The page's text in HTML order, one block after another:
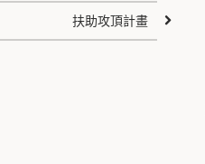
扶助攻頂計畫